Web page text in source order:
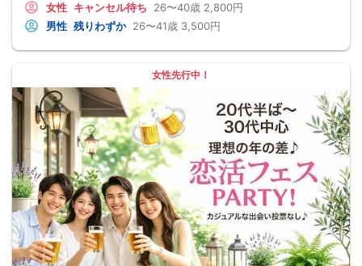
女性 キャンセル待ち 26〜40歳 2,800円
男性 残りわずか 26〜41歳 3,500円
女性先行中！